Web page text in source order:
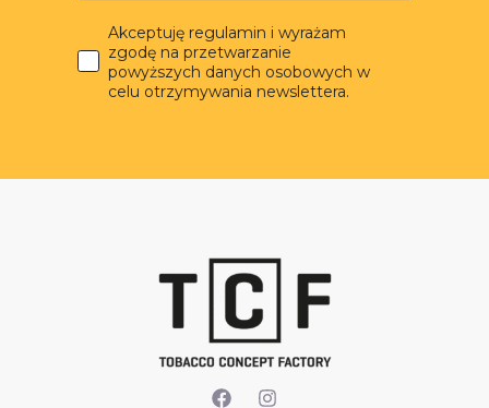
Akceptuję regulamin i wyrażam
zgodę na przetwarzanie
powyższych danych osobowych w
celu otrzymywania newslettera.